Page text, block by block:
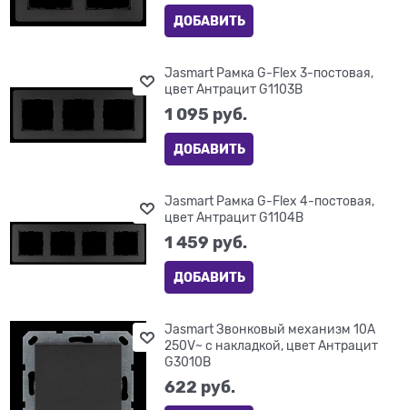
ДОБАВИТЬ
Jasmart Рамка G-Flex 3-постовая,
цвет Антрацит G1103B
1 095 руб.
ДОБАВИТЬ
Jasmart Рамка G-Flex 4-постовая,
цвет Антрацит G1104B
1 459 руб.
ДОБАВИТЬ
Jasmart Звонковый механизм 10A
250V~ с накладкой, цвет Антрацит
G3010B
622 руб.